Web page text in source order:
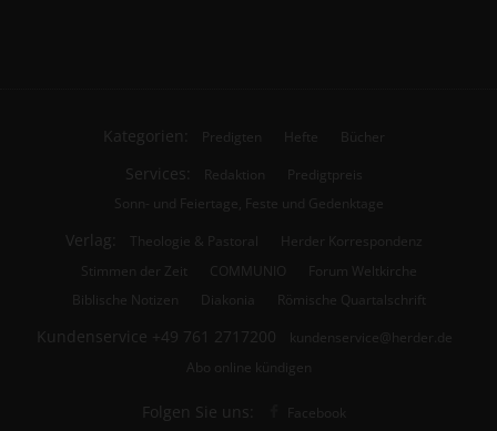
Kategorien: Predigten Hefte Bücher
Services: Redaktion
Predigtpreis
Sonn- und Feiertage, Feste und Gedenktage
Verlag: Theologie & Pastoral
Herder Korrespondenz
Stimmen der Zeit
COMMUNIO
Forum Weltkirche
Biblische Notizen
Diakonia Römische Quartalschrift
Kundenservice +49 761 2717200
kundenservice@herder.de
Abo online kündigen
Folgen Sie uns: Facebook